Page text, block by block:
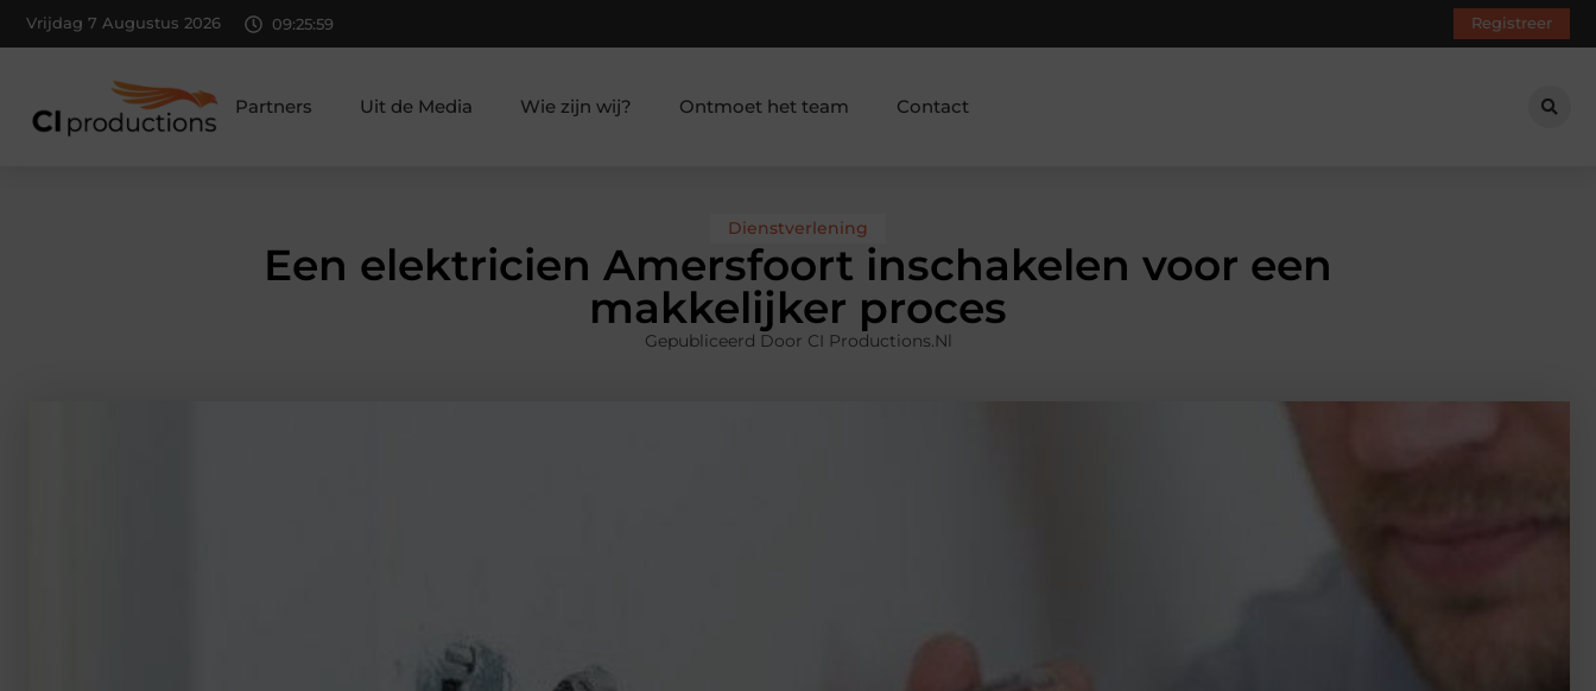
Vrijdag 7 Augustus 2026 09:26:01 Registreer
Partners Uit de Media Wie zijn wij? Ontmoet het team Contact
Dienstverlening
Een elektricien Amersfoort inschakelen voor een
makkelijker proces
Gepubliceerd Door CI Productions.nl